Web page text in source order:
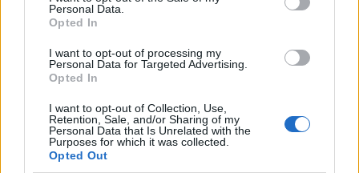
Personal Data.
Opted In
I want to opt-out of processing my
Personal Data for Targeted Advertising.
Opted In
I want to opt-out of Collection, Use,
Retention, Sale, and/or Sharing of my
Personal Data that Is Unrelated with the
Purposes for which it was collected.
Opted Out
Εορτάζει ο ναός Κοιμήσεως της Θεοτόκου Βελλάς που
έχει καεί ΦΩΤΟ